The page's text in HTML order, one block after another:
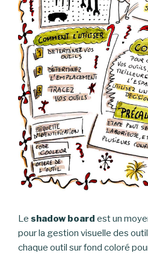
Le shadow board est un
pour la gestion visuelle des
chaque outil sur fond coloré